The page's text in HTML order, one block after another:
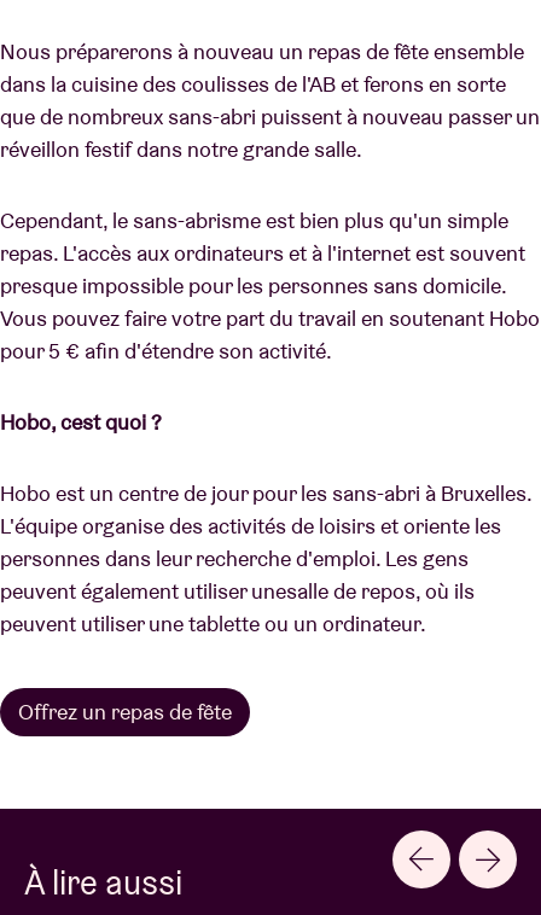
Nous préparerons à nouveau un repas de fête ensemble
dans la cuisine des coulisses de l'AB et ferons en sorte
que de nombreux sans-abri puissent à nouveau passer un
réveillon festif dans notre grande salle.
Cependant, le sans-abrisme est bien plus qu'un simple
repas. L'accès aux ordinateurs et à l'internet est souvent
presque impossible pour les personnes sans domicile.
Vous pouvez faire votre part du travail en soutenant Hobo
pour 5 € afin d'étendre son activité.
Hobo, cest quoi ?
Hobo est un centre de jour pour les sans-abri à Bruxelles.
L'équipe organise des activités de loisirs et oriente les
personnes dans leur recherche d'emploi. Les gens
peuvent également utiliser unesalle de repos, où ils
peuvent utiliser une tablette ou un ordinateur.
Offrez un repas de fête
À lire aussi